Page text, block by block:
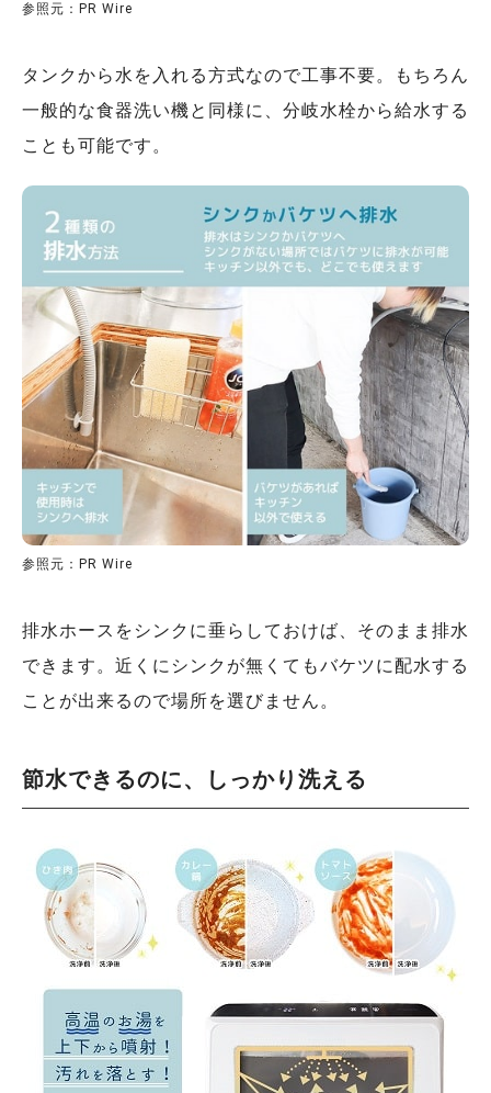
参照元：PR Wire
タンクから水を入れる方式なので工事不要。もちろん
一般的な食器洗い機と同様に、分岐水栓から給水する
ことも可能です。
参照元：PR Wire
排水ホースをシンクに垂らしておけば、そのまま排水
できます。近くにシンクが無くてもバケツに配水する
ことが出来るので場所を選びません。
節水できるのに、しっかり洗える